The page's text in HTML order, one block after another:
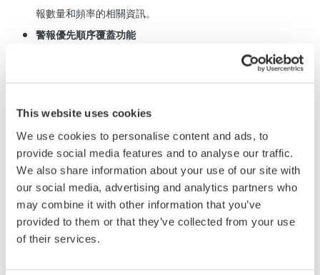
This website uses cookies
We use cookies to personalise content and ads, to
provide social media features and to analyse our traffic.
We also share information about your use of our site with
our social media, advertising and analytics partners who
may combine it with other information that you’ve
provided to them or that they’ve collected from your use
of their services.
報數量和頻率的相關資訊。
警報優先順序覆蓋功能
中的設定。
含來自操作員警報的報表，設定為包含或例外分組抑制警報。
閒定警報
操作員可以使用
CAMS 擱定警報，將警報暫時從操作員視窗中
排除，專注於更重要的警報，並在方便時再去處理擱定警報。
可以過濾與操作員操作相關的報表，設定為包括或不包括擱定
警報。
自動創建工廠層級